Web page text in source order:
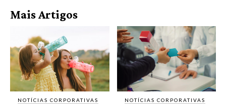
Mais Artigos
NOTÍCIAS CORPORATIVAS NOTÍCIAS CORPORATIVAS